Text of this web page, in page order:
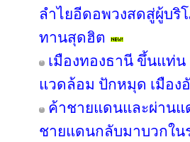
ลำไยอีดอพวงสดสู่ผู้บริ
ทานสุดฮิต
เมืองทองธานี ขึ้นแท่น
แวดล้อม ปักหมุด เมือง
ค้าชายแดนและผ่านแ
ชายแดนกลับมาบวกใน